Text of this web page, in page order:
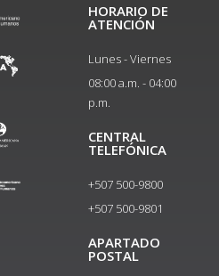
HORARIO DE
ATENCIÓN
Lunes - Viernes
08:00 a.m. - 04:00
p.m.
CENTRAL
TELEFÓNICA
+507 500-9800
+507 500-9801​
APARTADO
POSTAL